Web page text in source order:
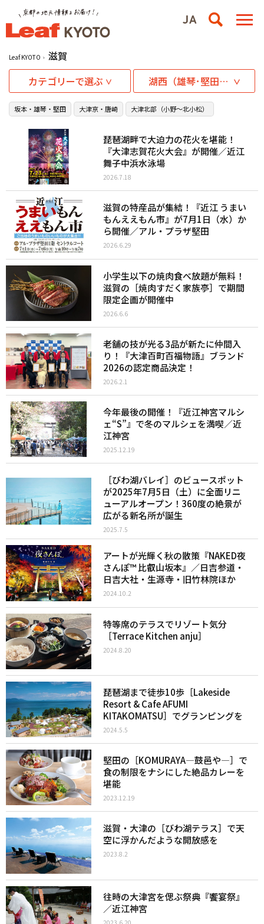
Leaf KYOTO
滋賀
カテゴリーで選ぶ
湖西（雄琴･堅田など）
坂本・雄琴・堅田 大津京・唐崎 大津北部（小野〜北小松）
琵琶湖畔で大迫力の花火を堪能！
『大津志賀花火大会』が開催／近江
舞子中浜水泳場
2026.7.18
滋賀の特産品が集結！『近江 うまい
もんええもん市』が7月1日（水）か
ら開催／アル・プラザ堅田
2026.6.29
小学生以下の焼肉食べ放題が無料！
滋賀の［焼肉すだく家族亭］で期間
限定企画が開催中
2026.6.6
老舗の技が光る3品が新たに仲間入
り！『大津百町百福物語』ブランド
2026の認定商品決定！
2026.2.1
今年最後の開催！『近江神宮マルシ
ェ“S”』で冬のマルシェを満喫／近
江神宮
2025.12.19
［びわ湖バレイ］のビュースポット
が2025年7月5日（土）に全面リニ
ューアルオープン！360度の絶景が
広がる新名所が誕生
2025.7.5
アートが光輝く秋の散策『NAKED夜
さんぽ™ 比叡山坂本』／日吉参道・
日吉大社・生源寺・旧竹林院ほか
2024.10.2
特等席のテラスでリゾート気分
［Terrace Kitchen anju］
2024.8.20
琵琶湖まで徒歩10歩［Lakeside
Resort & Cafe AFUMI
KITAKOMATSU］でグランピングを
2024.5.5
堅田の［KOMURAYA―鼓邑や―］で
食の制限をナシにした絶品カレーを
堪能
2023.12.19
滋賀・大津の［びわ湖テラス］で天
空に浮かんだような開放感を
2023.8.2
往時の大津宮を偲ぶ祭典『饗宴祭』
／近江神宮
2023.6.20